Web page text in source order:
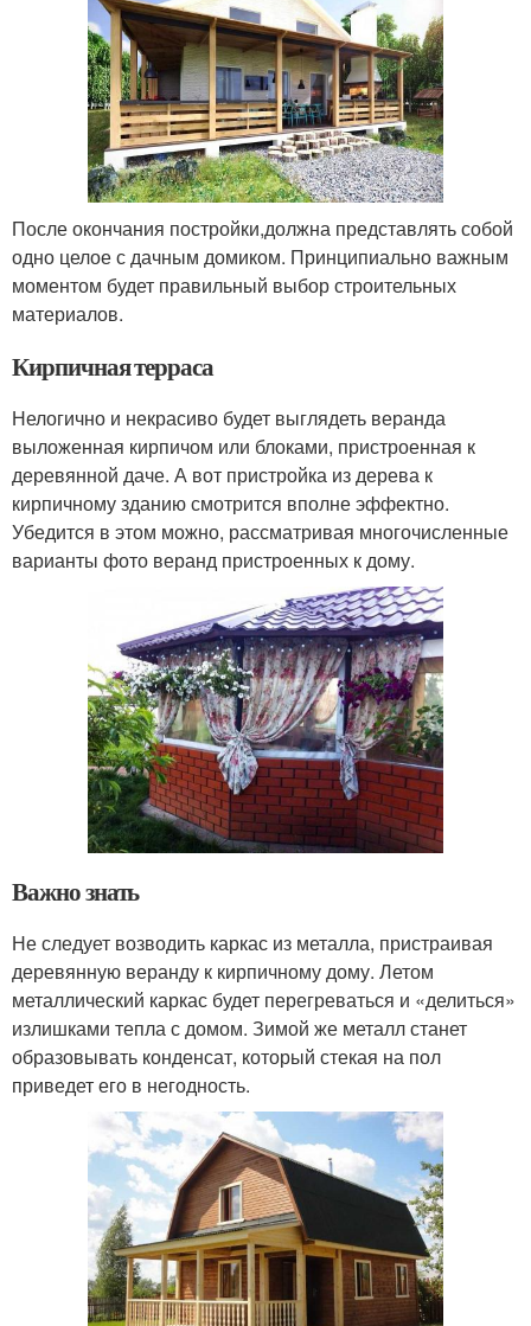
После окончания постройки,должна представлять собой
одно целое с дачным домиком. Принципиально важным
моментом будет правильный выбор строительных
материалов.
Кирпичная терраса
Нелогично и некрасиво будет выглядеть веранда
выложенная кирпичом или блоками, пристроенная к
деревянной даче. А вот пристройка из дерева к
кирпичному зданию смотрится вполне эффектно.
Убедится в этом можно, рассматривая многочисленные
варианты фото веранд пристроенных к дому.
Важно знать
Не следует возводить каркас из металла, пристраивая
деревянную веранду к кирпичному дому. Летом
металлический каркас будет перегреваться и «делиться»
излишками тепла с домом. Зимой же металл станет
образовывать конденсат, который стекая на пол
приведет его в негодность.